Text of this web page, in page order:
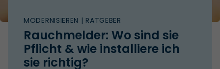
MODERNISIEREN | RATGEBER
Rauchmelder: Wo sind sie
Pflicht & wie installiere ich
sie richtig?